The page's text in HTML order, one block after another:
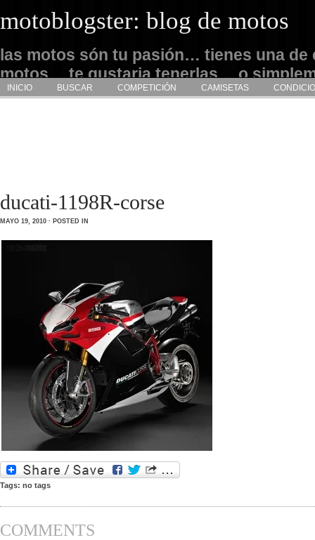
motoblogster: blog de motos
las motos són tu pasión… tienes una de
motos… te gustaria tenerlas… o
admirarlas… este es tu sitio
INICIO BUSCAR COMPETICIÓN CAMISETAS
ducati-1198R-corse
MAYO 19, 2010 · POSTED IN
Tags: no tags
COMMENTS